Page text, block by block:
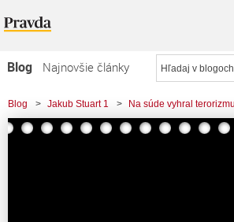
Blog
Najnovšie články
Najčítanejšie články
Najkomentovanejšie články
Blog > Jakub Stuart 1 > Na súde vyhral